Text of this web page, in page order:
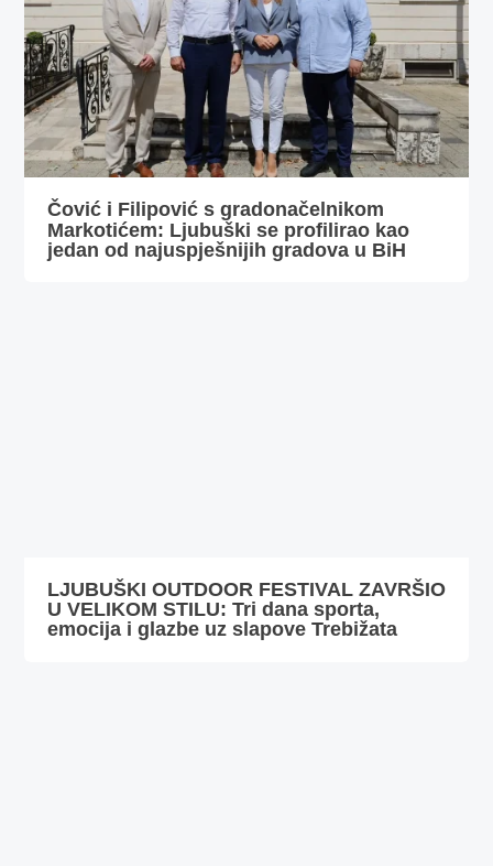
Čović i Filipović s gradonačelnikom
Markotićem: Ljubuški se profilirao kao
jedan od najuspješnijih gradova u BiH
LJUBUŠKI OUTDOOR FESTIVAL ZAVRŠIO
U VELIKOM STILU: Tri dana sporta,
emocija i glazbe uz slapove Trebižata